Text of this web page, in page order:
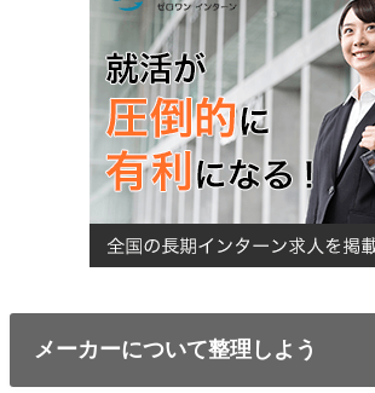
メーカーについて整理しよう